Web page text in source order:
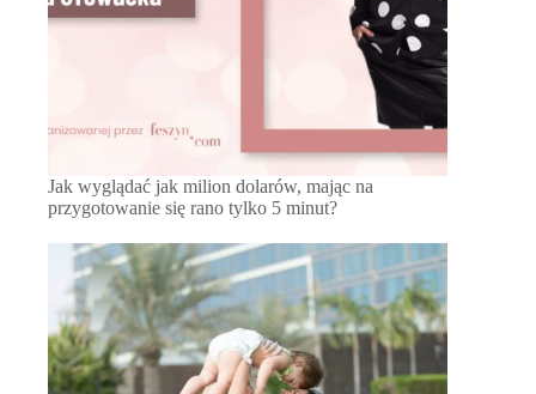
Jak wyglądać jak milion dolarów, mając na
przygotowanie się rano tylko 5 minut?